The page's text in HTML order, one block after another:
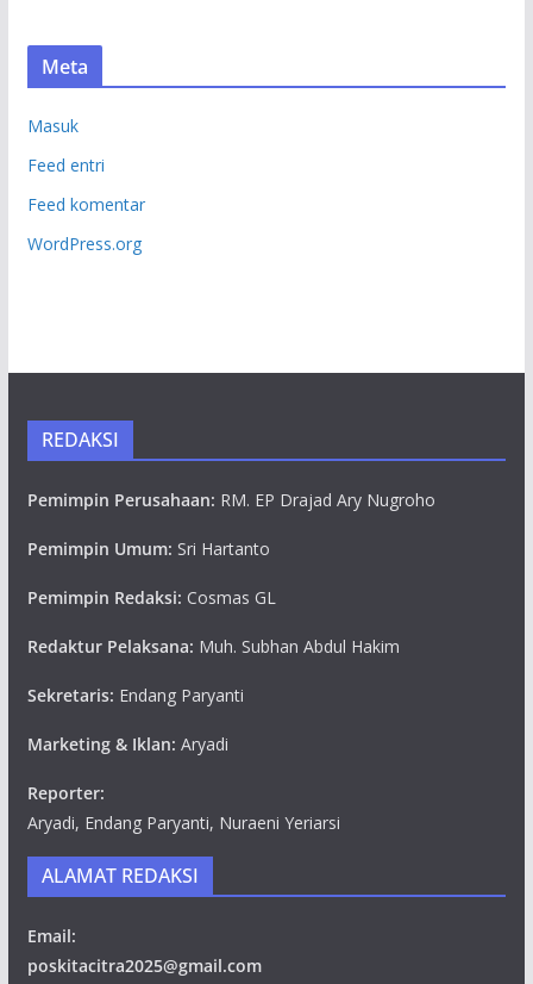
Meta
Masuk
Feed entri
Feed komentar
WordPress.org
REDAKSI
Pemimpin Perusahaan: RM. EP Drajad Ary Nugroho
Pemimpin Umum: Sri Hartanto
Pemimpin Redaksi: Cosmas GL
Redaktur Pelaksana: Muh. Subhan Abdul Hakim
Sekretaris: Endang Paryanti
Marketing & Iklan: Aryadi
Reporter:
Aryadi, Endang Paryanti, Nuraeni Yeriarsi
ALAMAT REDAKSI
Email:
poskitacitra2025@gmail.com